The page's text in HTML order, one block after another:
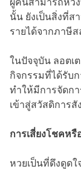
ผู้คนสามารถหวั
นั้น ยังเป็นสิ่งที่ส
รายได้จากภาษี
ในปัจจุบัน ลอตเ
กิจกรรมที่ได้รับ
ทำให้มีการจัดก
เข้าสู่สวัสดิการ
การเสี่ยงโชคห
หวยเป็นที่ดึงดูดใ